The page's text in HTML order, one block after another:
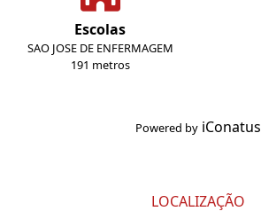
Escolas
SAO JOSE DE ENFERMAGEM
191 metros
Powered by iConatus
LOCALIZAÇÃO